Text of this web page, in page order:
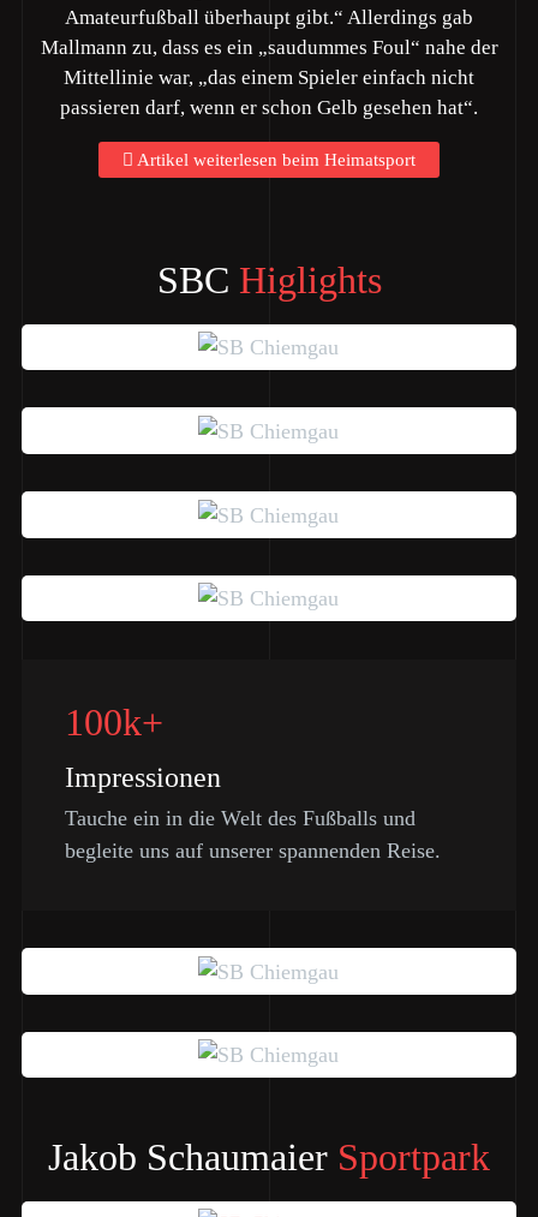
Amateurfußball überhaupt gibt.“ Allerdings gab
Mallmann zu, dass es ein „saudummes Foul“ nahe der
Mittellinie war, „das einem Spieler einfach nicht
passieren darf, wenn er schon Gelb gesehen hat“.
Artikel weiterlesen beim Heimatsport
SBC Higlights
100k+
Impressionen
Tauche ein in die Welt des Fußballs und
begleite uns auf unserer spannenden Reise.
Jakob Schaumaier Sportpark